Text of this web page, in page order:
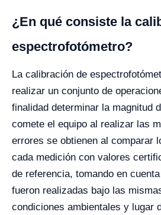
¿En qué consiste la
espectrofotómetro?
La calibración de
realizar un conjunto de
finalidad determinar la magnitud
comete el equipo al realizar las
errores se obtienen al comparar
cada medición con valores
de referencia, tomando en
fueron realizadas bajo las
condiciones ambientales y lugar